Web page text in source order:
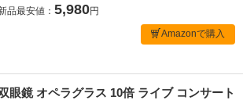
品最安値： 5,980円
Amazonで購入
眼鏡 オペラグラス 10倍 ライブ コンサート